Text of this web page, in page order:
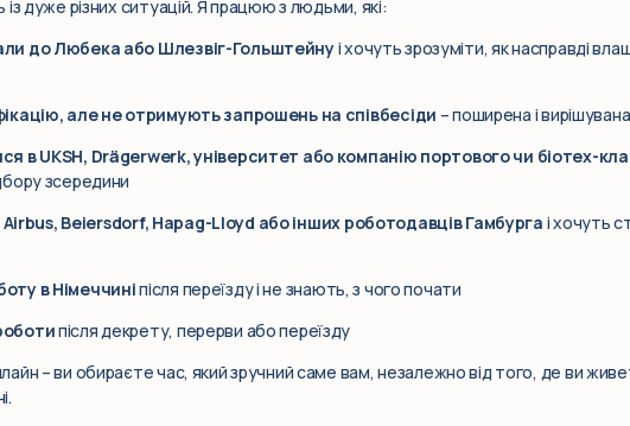
із дуже різних ситуацій. Я працюю з людьми, які:
до Любека або Шлезвіг-Гольштейнуі хочуть зрозуміти, як насправді
але не отримують запрошень на співбесіди – поширена і
в UKSH, Drägerwerk, університет або компанію портового чи біотех-
зсередини
Airbus, Beiersdorf, Hapag-Lloyd або інших роботодавців Гамбурга і хочуть
в Німеччиніпісля переїзду і не знають, з чого почати
після декрету, перерви або переїзду
– ви обираєте час, який зручний саме вам, незалежно від того, де ви